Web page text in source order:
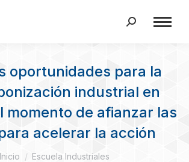
Buscar:
oportunidades para la
industrial en
momento de afianzar las
acelerar la acción
Inicio
Escuela Industriales